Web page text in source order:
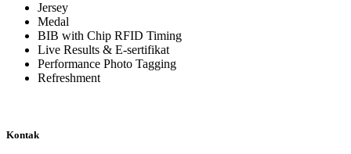
Jersey
Medal
BIB with Chip RFID Timing
Live Results & E-sertifikat
Performance Photo Tagging
Refreshment
Kontak